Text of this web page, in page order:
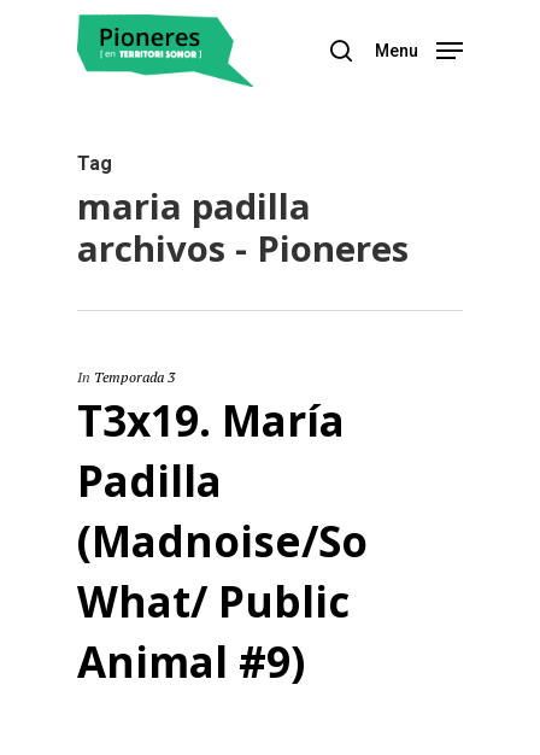
Menu
Tag
maria padilla
archivos - Pioneres
In Temporada 3
T3x19. María
Padilla
(Madnoise/So
What/ Public
Animal #9)